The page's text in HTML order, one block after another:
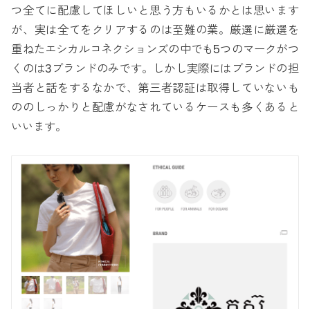
つ全てに配慮してほしいと思う方もいるかとは思います
が、実は全てをクリアするのは至難の業。厳選に厳選を
重ねたエシカルコネクションズの中でも5つのマークがつ
くのは3ブランドのみです。しかし実際にはブランドの担
当者と話をするなかで、第三者認証は取得していないも
ののしっかりと配慮がなされているケースも多くあると
いいます。